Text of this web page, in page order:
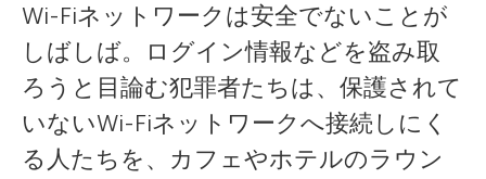
Wi-Fiネットワークは安全でないことが
しばしば。ログイン情報などを盗み取
ろうと目論む犯罪者たちは、保護されて
いないWi-Fiネットワークへ接続しにく
る人たちを、カフェやホテルのラウン